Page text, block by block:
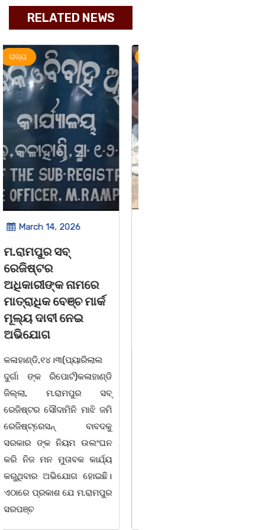
RELATED NEWS
ଅପରାଧ
March 14, 2026
ଚିତାବାଘ ର ନଖ ଜବତ
ତିନି ଯୁବକ ଗିରଫ ଓ
କୋର୍ଟ ଚାଲାଣ
କଳାହାଣ୍ଡି,୧୪|୩(ପ୍ୟାରିଲାଲ
ଦୁର୍ଗା ଙ୍କ ରିପୋର୍ଟ):ବେଆଇନ
କରି ବ୍ୟବସାୟ ଚାଲୁଥିବା
ସମ୍ପର୍କରେ କୌଣସି ସୂତ୍ରରୁ
ସୂଚନା ପାଇ କଳାହାଣ୍ଡି ଉତ୍ତର
ବନଖଣ୍ଡ ଅଧୀନ କେଗାଁ ରେଞ୍ଜର
ବନ କର୍ମଚାରୀ ମାନେ ଗରଗାବ
ସେକ୍ସନ ଅଧୀନ କାନ୍ଦୁଲଝର